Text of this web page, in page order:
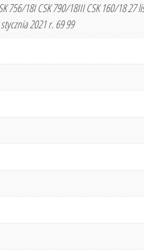
756/18I CSK 790/18III CSK 160/18 27
2021 r. 69 99